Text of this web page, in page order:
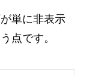
単に非表示
点です。